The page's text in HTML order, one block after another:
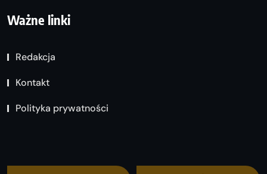
Ważne linki
Redakcja
Kontakt
Polityka prywatności